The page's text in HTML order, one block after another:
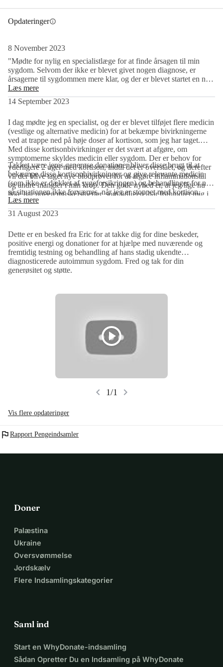
måneder vil være tilstrækkelige til at løse denne ukendte sygdom,
andre :)
Med dyb taknemmelighed og kærlighed for din tid og støtte til
denne sag.
'
Opdateringerinfo
8 November 2023
"Mødte for nylig en specialistlæge for at finde årsagen til min
sygdom. Selvom der ikke er blevet givet nogen diagnose, er
årsagerne til sygdommen mere klar, og der er blevet startet en ny
behandling. Jeg har det bedre end for 4 måneder siden. Tak til alle
igen for deres medfølelse og generøsitet."
Læs mere
14 September 2023
I dag mødte jeg en specialist, og der er blevet tilføjet flere medicin
(vestlige og alternative medicin) for at bekæmpe bivirkningerne
ved at trappe ned på høje doser af kortison, som jeg har taget.
Med disse kortisonbivirkninger er det svært at afgøre, om
symptomerne skyldes medicin eller sygdom. Der er behov for
yderligere 2 uger med kortison, indtil det er overstået, og derefter
vil der blive taget nye blodprøver for at afgøre inflammationstal
og andre mangler i min krop. Den gode nyhed er, at jeg lige nu
ikke har nogen muskelsmerter, som tidligere har forhindret mig i
at gå eller bevæge mig.
Takket være jeres generøse donationer bliver disse brugt til at
bekæmpe disse kortisonbivirkninger og give relevante medicin
(som ikke er dækket af sygeforsikringen) og behandlinger for nu,
så situationen ikke forværres, når jeg er stoppet med kortison.
Forhåbentlig vil årsagen til og behandlingen af den faktiske
sygdom blive fastlagt, når blodprøverne kommer tilbage om et par
uger, og specialisten og jeg kan gå videre med at genoprette
Læs mere
31 August 2023
Dette er en besked fra Eric for at takke dig for dine beskeder,
positive energi og donationer for at hjælpe med nuværende og
fremtidig testning og behandling af hans stadig ukendte
diagnosticerede autoimmun sygdom. Fred og tak for din
generøsitet og støtte.
play_circle
chevron_left 1/1 chevron_right
Vis flere opdateringer
flag Rapport Pengeindsamler
Doner
Palæstina
Ukraine
Oversvømmelse
Jordskælv
Flere Indsamlingskategorier
Saml ind
Start en WhyDonate-indsamling
Sådan Opretter Du en Indsamling på WhyDonate